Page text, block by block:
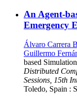
An Agent-
Emergency
Álvaro Carrera
Guillermo
based
Distributed
Sessions, 15th
Toledo, Spain :